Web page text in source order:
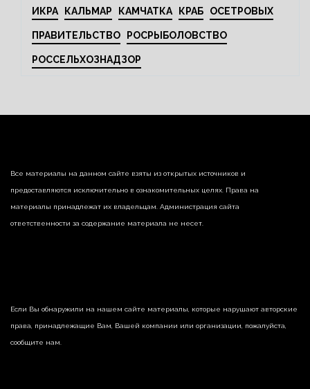
ИКРА КАЛЬМАР КАМЧАТКА КРАБ ОСЕТРОВЫХ
ПРАВИТЕЛЬСТВО РОСРЫБОЛОВСТВО
РОССЕЛЬХОЗНАДЗОР
Все материалы на данном сайте взяты из открытых источников и
предоставляются исключительно в ознакомительных целях. Права на
материалы принадлежат их владельцам. Администрация сайта
ответственности за содержание материала не несет.
Если Вы обнаружили на нашем сайте материалы, которые нарушают авторские
права, принадлежащие Вам, Вашей компании или организации, пожалуйста,
сообщите нам.